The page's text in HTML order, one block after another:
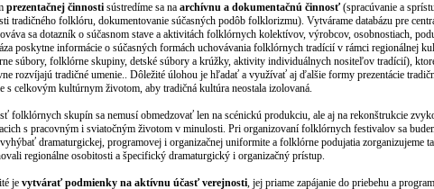
prezentačnej činnosti sústredíme sa na archívnu a dokumentačnú činnosť (spracúvanie a
tradičného folklóru, dokumentovanie súčasných podôb folklorizmu). Vytvárame databázu pre
sa dotazník o súčasnom stave a aktivitách folklórnych kolektívov, výrobcov, osobnostiach,
poskytne informácie o súčasných formách uchovávania folklórnych tradícií v rámci regionálnej
súbory, folklórne skupiny, detské súbory a krúžky, aktivity individuálnych nositeľov tradícií),
rozvíjajú tradičné umenie.. Dôležité úlohou je hľadať a využívať aj ďalšie formy prezentácie
s celkovým kultúrnym životom, aby tradičná kultúra neostala izolovaná.
folklórnych skupín sa nemusí obmedzovať len na scénickú produkciu, ale aj na rekonštrukcie
s pracovným i sviatočným životom v minulosti. Pri organizovaní folklórnych festivalov sa
dramaturgickej, programovej i organizačnej uniformite a folklórne podujatia zorganizujeme
regionálne osobitosti a špecifický dramaturgický i organizačný prístup.
je vytvárať podmienky na aktívnu účasť verejnosti, jej priame zapájanie do priebehu a